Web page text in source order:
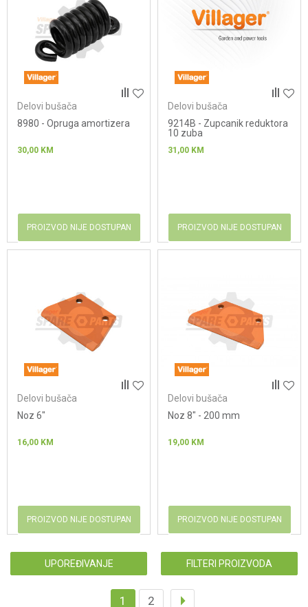
Delovi bušača
8980 - Opruga amortizera
30,00 KM
PROIZVOD NIJE DOSTUPAN
Delovi bušača
9214B - Zupcanik reduktora
10 zuba
31,00 KM
PROIZVOD NIJE DOSTUPAN
Delovi bušača
Noz 6"
16,00 KM
PROIZVOD NIJE DOSTUPAN
Delovi bušača
Noz 8" - 200 mm
19,00 KM
PROIZVOD NIJE DOSTUPAN
UPOREĐIVANJE FILTERI PROIZVODA
1 2